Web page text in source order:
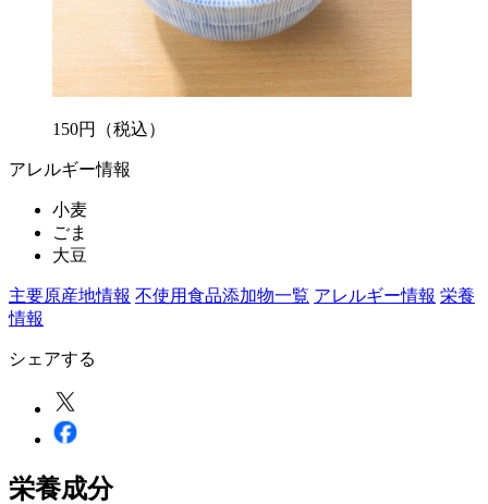
150円 （税込）
アレルギー情報
小麦
ごま
大豆
主要原産地情報 不使用食品添加物一覧 アレルギー情報 栄養
情報
シェアする
栄養成分